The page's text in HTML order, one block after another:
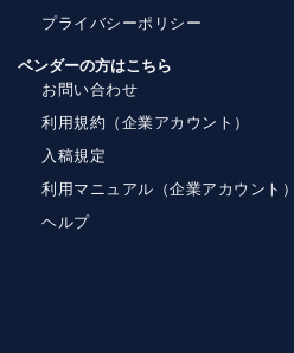
プライバシーポリシー
ベンダーの方はこちら
お問い合わせ
利用規約（企業アカウント）
入稿規定
利用マニュアル（企業アカウント）
ヘルプ